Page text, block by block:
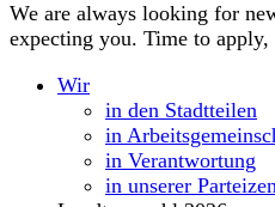
We are always looking for
expecting you. Time to apply,
Wir
in den Stadtteilen
in
in Verantwortung
in unserer